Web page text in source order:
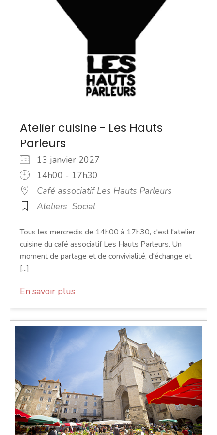
Atelier cuisine - Les Hauts
Parleurs
13 janvier 2027
14h00 - 17h30
Café associatif Les Hauts Parleurs
Ateliers Social
Tous les mercredis de 14h00 à 17h30, c'est l'atelier
cuisine du café associatif Les Hauts Parleurs. Un
moment de partage et de convivialité, d'échange et
[...]
En savoir plus